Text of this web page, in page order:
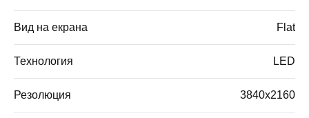
Вид на екрана Flat
Технология LED
Резолюция 3840x2160